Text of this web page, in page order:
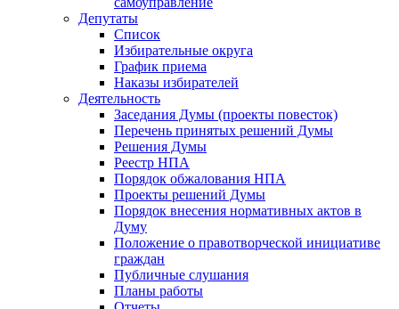
Депутаты
Список
Избирательные округа
График приема
Наказы избирателей
Деятельность
Заседания Думы (проекты повесток)
Перечень принятых решений Думы
Решения Думы
Реестр НПА
Порядок обжалования НПА
Проекты решений Думы
Порядок внесения нормативных актов в
Думу
Положение о правотворческой инициативе
граждан
Публичные слушания
Планы работы